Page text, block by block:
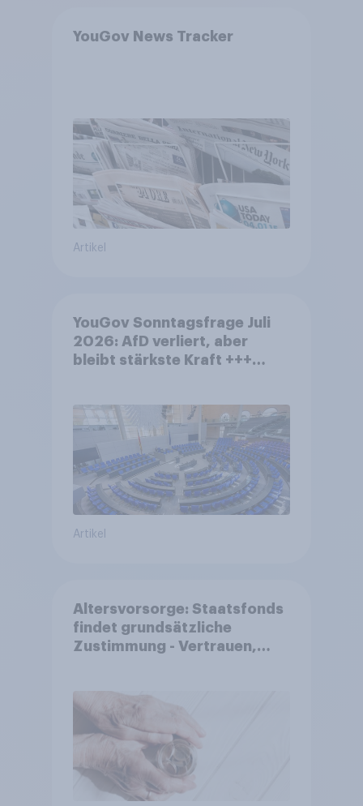
YouGov News Tracker
Artikel
YouGov Sonntagsfrage Juli
2026: AfD verliert, aber
bleibt stärkste Kraft +++
Artikel
Altersvorsorge: Staatsfonds
findet grundsätzliche
Zustimmung - Vertrauen,
Akzeptanz